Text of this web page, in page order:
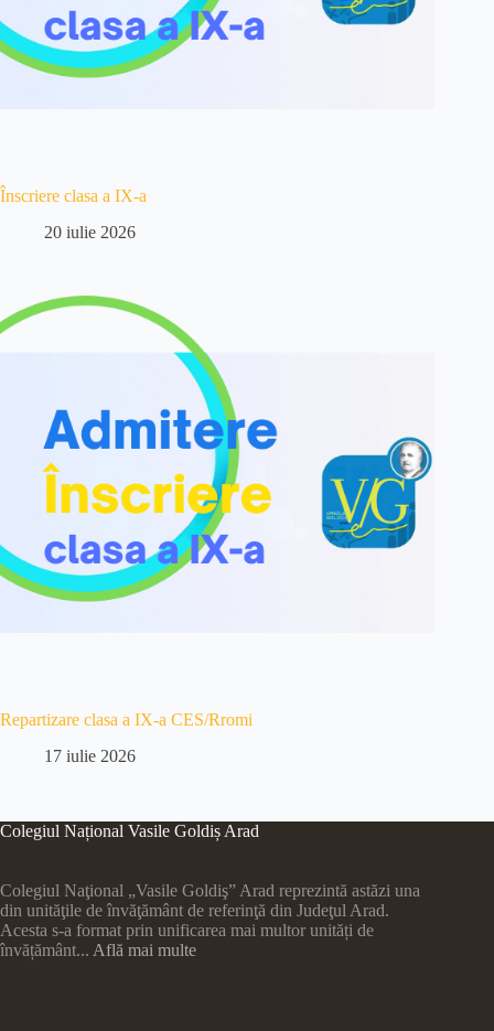
Înscriere clasa a IX-a
20 iulie 2026
Repartizare clasa a IX-a CES/Rromi
17 iulie 2026
Colegiul Național Vasile Goldiș Arad
Colegiul Naţional „Vasile Goldiş” Arad reprezintă astăzi una
din unităţile de învăţământ de referinţă din Judeţul Arad.
Acesta s-a format prin unificarea mai multor unități de
învățământ... Află mai multe